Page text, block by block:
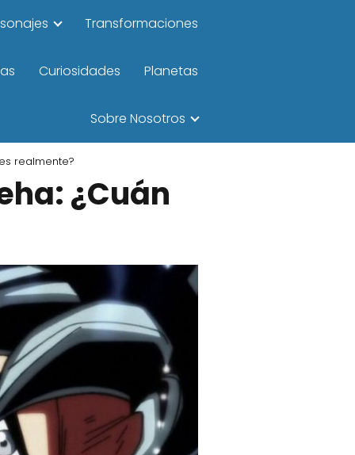
Transformaciones
Curiosidades Planetas
Sobre Nosotros
realmente?
¿Cuán